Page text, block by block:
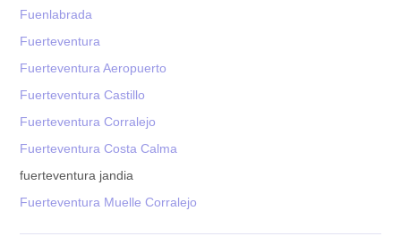
Fuenlabrada
Fuerteventura
Fuerteventura Aeropuerto
Fuerteventura Castillo
Fuerteventura Corralejo
Fuerteventura Costa Calma
fuerteventura jandia
Fuerteventura Muelle Corralejo